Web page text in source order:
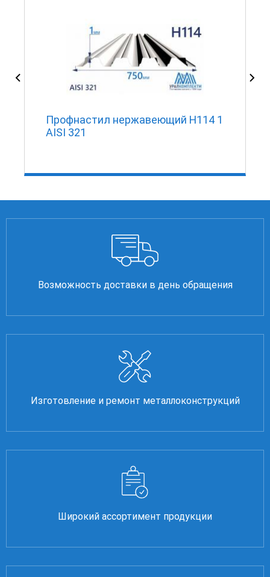
Профнастил нержавеющий Н114 1
AISI 321
Возможность доставки в день обращения
Изготовление и ремонт металлоконструкций
Широкий ассортимент продукции